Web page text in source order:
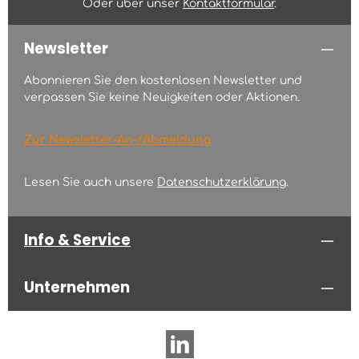
Oder über unser Kontaktformular.
Newsletter
Abonnieren Sie den kostenlosen Newsletter und
verpassen Sie keine Neuigkeiten oder Aktionen.
Zur Newsletter-An-/Abmeldung
Lesen Sie auch unsere Datenschutzerklärung.
Info & Service
Unternehmen